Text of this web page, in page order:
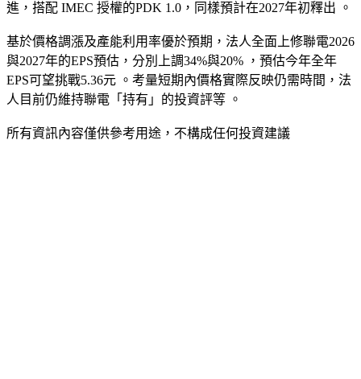
式貢獻獲利 ；此外，熱門的矽光子（SiPh）業務也持續推
基於價格調漲及產能利用率優於預期，法人全面上修聯電2026
與2027年的EPS預估，分別上調34%與20% ，預估今年全年
EPS可望挑戰5.36元 。考量短期內價格實際反映仍需時間，法